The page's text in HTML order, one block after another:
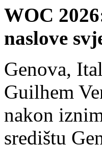
WOC
naslove
Genova,
Guilhem
nakon
središtu